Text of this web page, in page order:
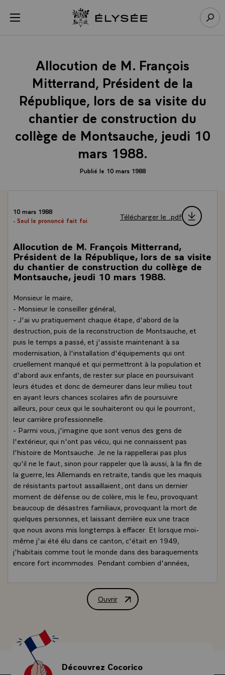
menu Retour à l’accueil Élysée
Allocution de M. François
Mitterrand, Président de la
République, lors de sa visite du
chantier de construction du
collège de Montsauche, jeudi 10
mars 1988.
Publié le 10 mars 1988
10 mars 1988
- Seul le prononcé fait foi
Télécharger le .pdf
Allocution de M. François Mitterrand,
Président de la République, lors de sa visite
du chantier de construction du collège de
Montsauche, jeudi 10 mars 1988.
Monsieur le maire,
- Monsieur le conseiller général,
- J'ai vu pratiquement chaque étape, d'abord de la
destruction, puis de la reconstruction de Montsauche, et
puis le temps a passé, et j'assiste maintenant à sa
modernisation, à l'installation d'équipements qui ont
cruellement manqué et qui permettront à la population et
d'abord aux enfants, de rester sur place en poursuivant
leurs études et donc de demeurer dans leur milieu tout
en ayant leurs chances scolaires afin de poursuivre
ailleurs, pour ceux qui le souhaiteront ou qui le pourront,
leur carrière professionnelle.
- Parmi vous, j'imagine que sont venus des gens de
l'extérieur, qui n'ont pas vécu, qui ne connaissent pas
l'histoire de Montsauche. Je ne la rappellerai pas plus
qu'il ne le faut, sinon pour rappeler que là aussi, à la fin de
la guerre, les Allemands en retraite, tandis que les maquis
de résistants partout assaillaient, ont dans un dernier
moment de défense ou de colère, mis le feu, provoquant
beaucoup de désastres familiaux, provoquant la mort de
quelques personnes, et laissant derrière eux une trace
que nous avons mis longtemps à effacer. Et lorsque moi-
même j'ai été élu dans ce canton, c'était en 1949,
j'habitais comme tout le monde dans des baraquements
encore fort incommodes. Pendant combien d'années,
nous vécu de cette façon, tandis que les élus municipaux,
derrière Paul Philippot s'acharnaient à bâtir maison par
conviction, se dévouer, avec un soin extrême, à leurs
concitoyens.\
Je me souviens du drame du collège, monsieur le maire.
Un moment donné, il s'est établi une nouvelle carte
scolaire - je ne pourrais pas vous dire laquelle, il y en a eu
Ouvrir
Allocution de M. François Mitterrand,
Découvrez Cocorico
Panneau de gestion des cookies